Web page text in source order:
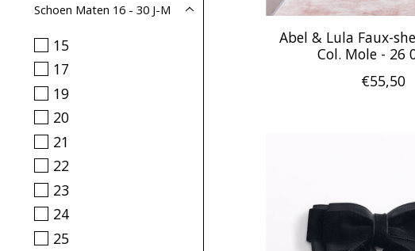
Schoen Maten 16 - 30 J-M
15
17
19
20
21
22
23
24
25
Abel & Lula Faux-
Col. Mole - 26
€55,50